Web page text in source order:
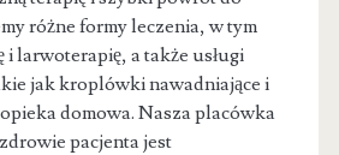
różne formy leczenia, w tym
larwoterapię, a także usługi
jak kroplówki nawadniające i
domowa. Nasza placówka
pacjenta jest